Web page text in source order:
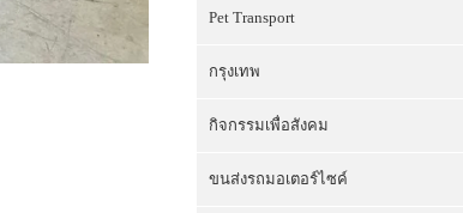
Pet Transport
กรุงเทพ
กิจกรรมเพื่อสังคม
ขนส่งรถมอเตอร์ไซค์